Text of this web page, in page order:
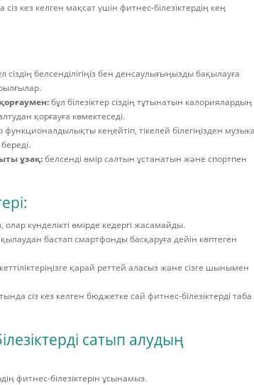
кез келген мақсат үшін фитнес-білезіктердің кең
белсенділігіңіз бен денсаулығыңызды бақылауға
бұл білезіктер сіздің тұтынатын калориялардың
қорғауға көмектеседі.
функционалдылықты кеңейтіп, тікелей білегіңізден музыка
ұзақ:белсенді өмір салтын ұстанатын және спортпен
күнделікті өмірде кедергі жасамайды.
бастап смартфонды басқаруға дейін көптеген
қарай реттей аласыз және сізге шынымен
сіз кез келген бюджетке сай фитнес-білезіктерді таба
сатып алудың
фитнес-білезіктерін ұсынамыз.